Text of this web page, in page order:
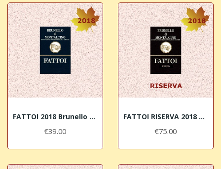
FATTOI 2018 Brunello di Montalcino DOCG
€39.00
FATTOI RISERVA 2018 Brunello di Montalcino DOCG
€75.00